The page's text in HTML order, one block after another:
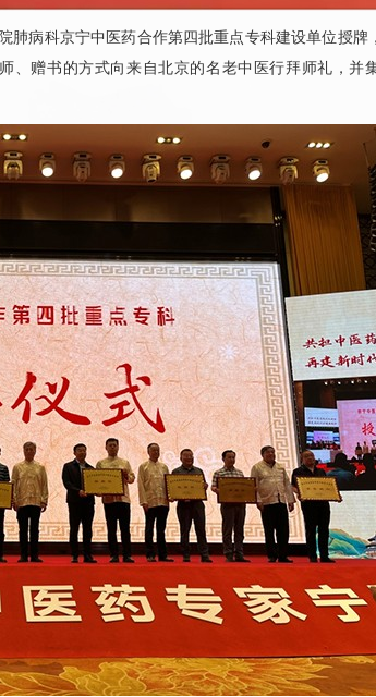
病科京宁中医药合作第四批重点专科建设单位授牌
、赠书的方式向来自北京的名老中医行拜师礼，并